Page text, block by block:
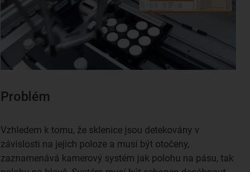
Problém
Vzhledem k tomu, že sklenice jsou detekovány v
závislosti na jejich poloze a musí být otočeny,
zaznamenává kamerový systém jak polohu na pásu, tak